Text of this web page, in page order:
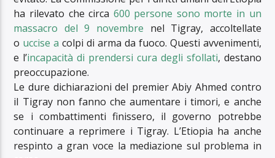
ha rilevato che circa 600 persone sono morte in un
massacro del 9 novembre nel Tigray, accoltellate
o uccise a colpi di arma da fuoco. Questi avvenimenti,
e l’incapacità di prendersi cura degli sfollati, destano
preoccupazione.
Le dure dichiarazioni del premier Abiy Ahmed contro
il Tigray non fanno che aumentare i timori, e anche
se i combattimenti finissero, il governo potrebbe
continuare a reprimere i Tigray. L’Etiopia ha anche
respinto a gran voce la mediazione sul problema in